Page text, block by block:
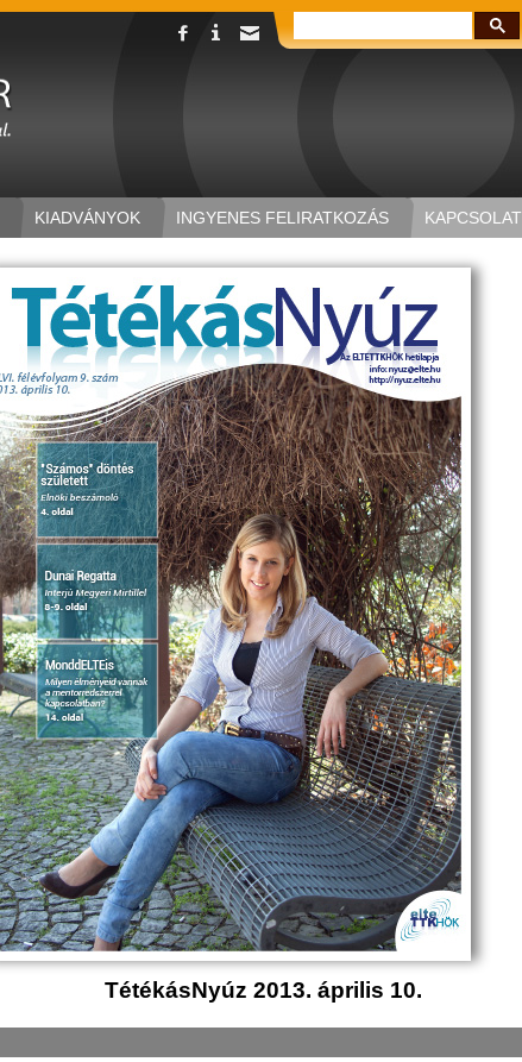
KAPCSOLAT
INGYENES FELIRATKOZÁS
KIADVÁNYOK
TétékásNyúz 2013. április 10.